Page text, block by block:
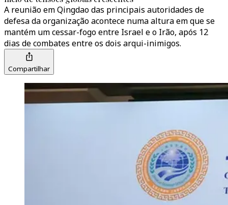
A reunião em Qingdao das principais autoridades de
defesa da organização acontece numa altura em que se
mantém um cessar-fogo entre Israel e o Irão, após 12
dias de combates entre os dois arqui-inimigos.
Compartilhar